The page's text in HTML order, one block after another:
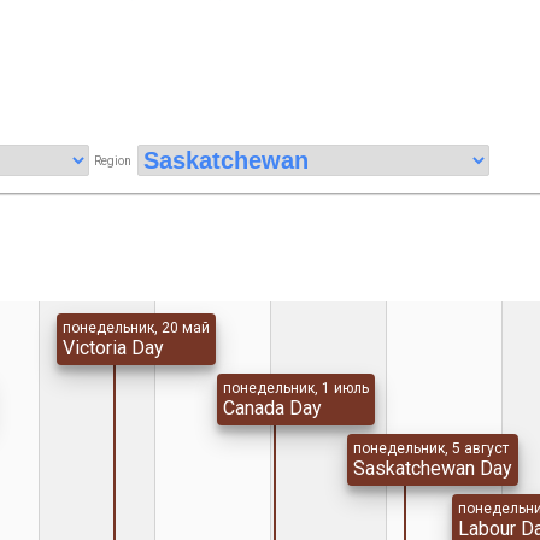
Region
понедельник, 20 май
Victoria Day
понедельник, 1 июль
Canada Day
понедельник, 5 август
Saskatchewan Day
Labour